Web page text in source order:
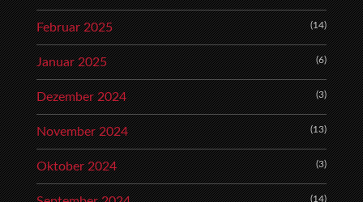
Februar 2025 (14)
Januar 2025 (6)
Dezember 2024 (3)
November 2024 (13)
Oktober 2024 (3)
(14)